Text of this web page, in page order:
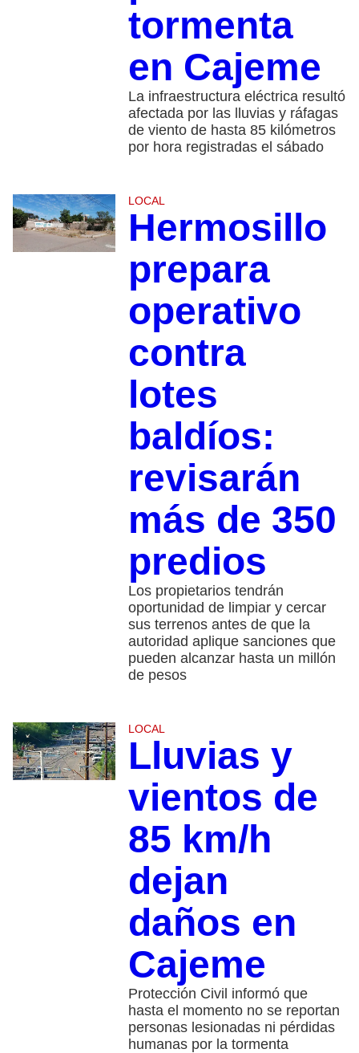
tormenta
en Cajeme
La infraestructura eléctrica resultó
afectada por las lluvias y ráfagas
de viento de hasta 85 kilómetros
por hora registradas el sábado
LOCAL
Hermosillo
prepara
operativo
contra
lotes
baldíos:
revisarán
más de 350
predios
Los propietarios tendrán
oportunidad de limpiar y cercar
sus terrenos antes de que la
autoridad aplique sanciones que
pueden alcanzar hasta un millón
de pesos
LOCAL
Lluvias y
vientos de
85 km/h
dejan
daños en
Cajeme
Protección Civil informó que
hasta el momento no se reportan
personas lesionadas ni pérdidas
humanas por la tormenta